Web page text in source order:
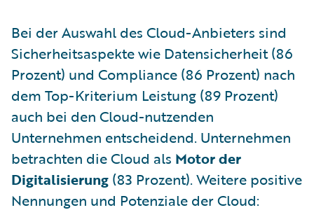
Bei der Auswahl des Cloud-Anbieters sind
Sicherheitsaspekte wie Datensicherheit (86
Prozent) und Compliance (86 Prozent) nach
dem Top-Kriterium Leistung (89 Prozent)
auch bei den Cloud-nutzenden
Unternehmen entscheidend. Unternehmen
betrachten die Cloud als Motor der
Digitalisierung (83 Prozent). Weitere positive
Nennungen und Potenziale der Cloud: